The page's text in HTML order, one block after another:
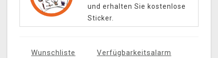
und erhalten Sie kostenlose
Sticker.
Wunschliste Verfügbarkeitsalarm